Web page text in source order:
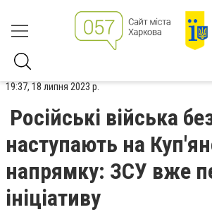
19:37, 18 липня 2023 р.
Російські війська
наступають на
напрямку: ЗСУ вже
ініціативу